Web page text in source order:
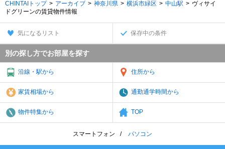
CHINTAIトップ アーカイブ 神奈川県 横浜市緑区 中山駅
ヴィサイ
ドグリーンの賃貸物件情報
気になるリスト 保存中の条件
別の探し方でお部屋を探す
沿線・駅から 住所から
家賃相場から 通勤通学時間から
物件特集から TOP
スマートフォン パソコン